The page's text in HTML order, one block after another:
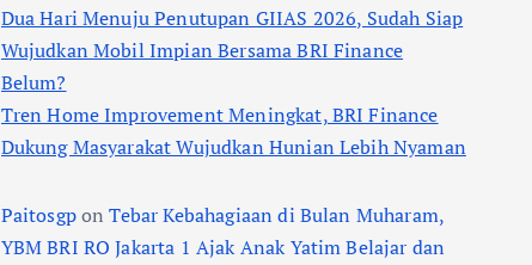
Dua Hari Menuju Penutupan GIIAS 2026, Sudah Siap
Wujudkan Mobil Impian Bersama BRI Finance
Belum?
Tren Home Improvement Meningkat, BRI Finance
Dukung Masyarakat Wujudkan Hunian Lebih Nyaman
PaitosgponTebar Kebahagiaan di Bulan Muharam,
YBM BRI RO Jakarta 1 Ajak Anak Yatim Belajar dan